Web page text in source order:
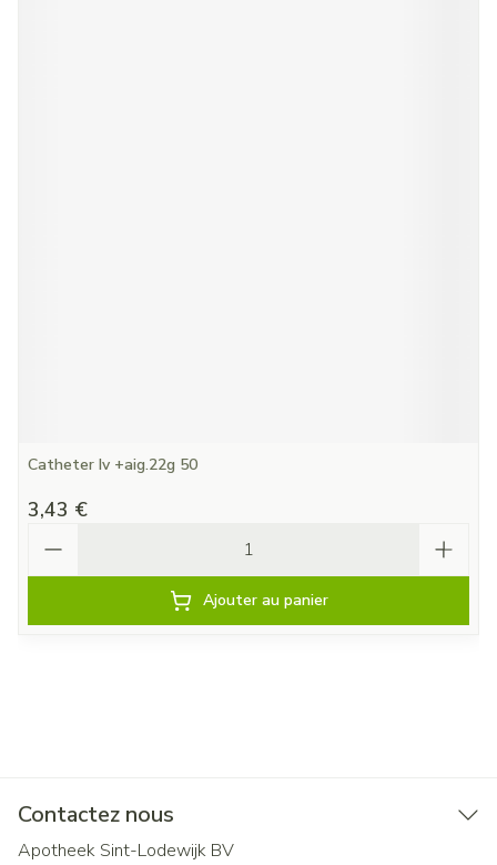
Catheter Iv +aig.22g 50
3,43 €
Ajouter au panier
Contactez nous
Apotheek Sint-Lodewijk BV